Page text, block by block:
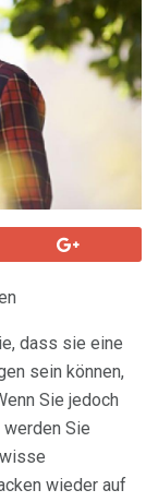
dass sie eine
sein können,
Sie jedoch
Sie
wieder auf